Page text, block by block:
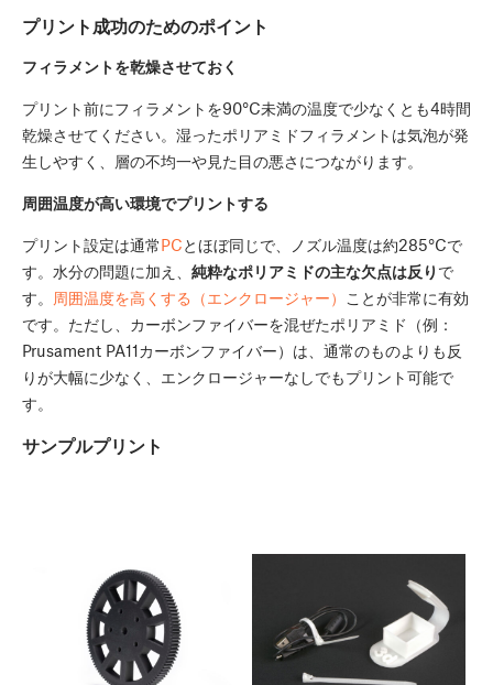
プリント成功のためのポイント
フィラメントを乾燥させておく
プリント前にフィラメントを90°C未満の温度で少なくとも4時間
乾燥させてください。湿ったポリアミドフィラメントは気泡が発
生しやすく、層の不均一や見た目の悪さにつながります。
周囲温度が高い環境でプリントする
プリント設定は通常PCとほぼ同じで、ノズル温度は約285°Cで
す。水分の問題に加え、 純粋なポリアミドの主な欠点は反り で
す。
周囲温度を高くする（エンクロージャー）
ことが非常に有効
です。ただし、カーボンファイバーを混ぜたポリアミド（例：
Prusament PA11カーボンファイバー）は、通常のものよりも反
りが大幅に少なく、エンクロージャーなしでもプリント可能で
す。
サンプルプリント